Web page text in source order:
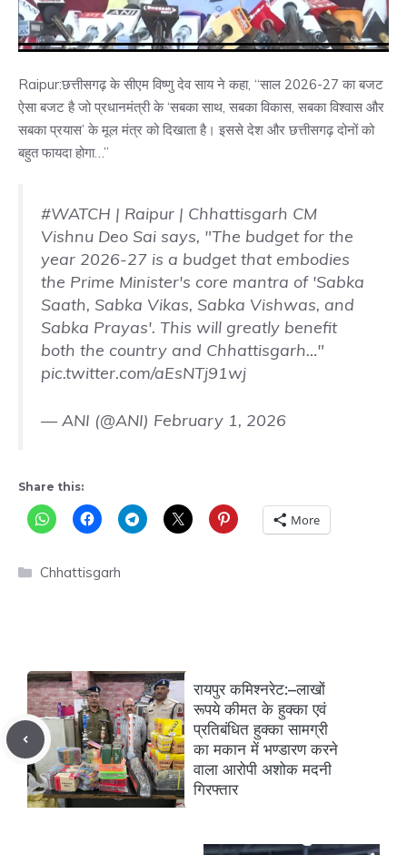
Raipur:छत्तीसगढ़ के सीएम विष्णु देव साय ने कहा, “साल 2026-27 का बजट
ऐसा बजट है जो प्रधानमंत्री के ‘सबका साथ, सबका विकास, सबका विश्वास और
सबका प्रयास’ के मूल मंत्र को दिखाता है। इससे देश और छत्तीसगढ़ दोनों को
बहुत फायदा होगा…”
#WATCH | Raipur | Chhattisgarh CM
Vishnu Deo Sai says, "The budget for the
year 2026-27 is a budget that embodies
the Prime Minister's core mantra of 'Sabka
Saath, Sabka Vikas, Sabka Vishwas, and
Sabka Prayas'. This will greatly benefit
both the country and Chhattisgarh…"
pic.twitter.com/aEsNTj91wj
— ANI (@ANI) February 1, 2026
Share this:
More
Categories
Chhattisgarh
रायपुर कमिश्नरेट:–लाखों
रूपये कीमत के हुक्का एवं
प्रतिबंधित हुक्का सामग्री
का मकान में भण्डारण करने
वाला आरोपी अशोक मदनी
गिरफ्तार